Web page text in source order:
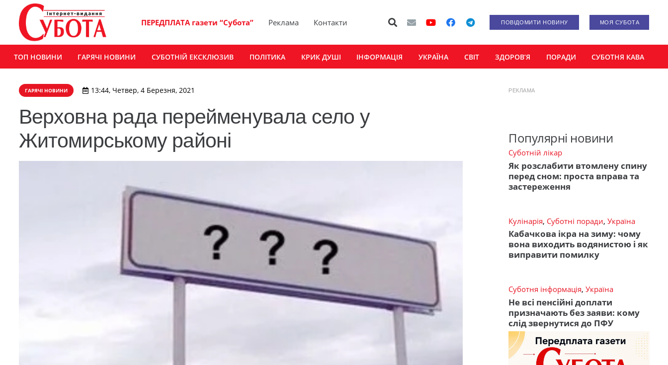
ПЕРЕДПЛАТА газети “Субота” Реклама Контакти ПОВІДОМИТИ НОВИНУ МОЯ СУБОТА
ТОП НОВИНИ ГАРЯЧІ НОВИНИ СУБОТНІЙ ЕКСКЛЮЗИВ ПОЛІТИКА КРИК ДУШІ ІНФОРМАЦІЯ УКРАЇНА СВІТ ЗДОРОВ’Я ПОРАДИ СУБОТНЯ КАВА
ГАРЯЧІ НОВИНИ 13:44, Четвер, 4 Березня, 2021
Верховна рада перейменувала село у
Житомирському районі
РЕКЛАМА
Популярні новини
Суботній лікар
Як розслабити втомлену спину
перед сном: проста вправа та
застереження
Кулінарія, Суботні поради, Україна
Кабачкова ікра на зиму: чому
вона виходить водянистою і як
виправити помилку
Суботня інформація, Україна
Не всі пенсійні доплати
призначають без заяви: кому
слід звернутися до ПФУ